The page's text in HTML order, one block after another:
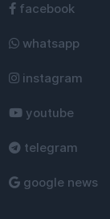
facebook
whatsapp
instagram
youtube
telegram
google news